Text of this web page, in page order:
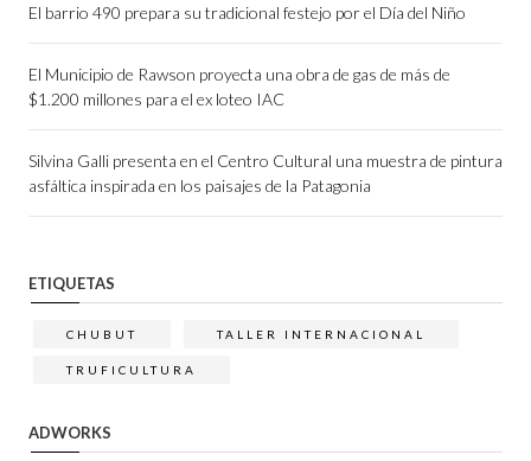
El barrio 490 prepara su tradicional festejo por el Día del Niño
El Municipio de Rawson proyecta una obra de gas de más de
$1.200 millones para el ex loteo IAC
Silvina Galli presenta en el Centro Cultural una muestra de pintura
asfáltica inspirada en los paisajes de la Patagonia
ETIQUETAS
CHUBUT TALLER INTERNACIONAL
TRUFICULTURA
ADWORKS